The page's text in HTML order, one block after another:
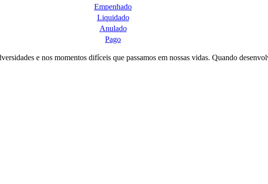
Empenhado
Liquidado
Anulado
Pago
e nos momentos difíceis que passamos em nossas vidas. Quando